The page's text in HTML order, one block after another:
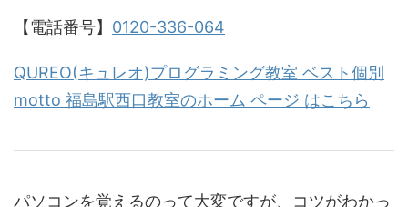
【電話番号】 0120-336-064
QUREO(キュレオ)プログラミング教室 ベスト個別
motto 福島駅西口教室のホーム ページ はこちら
パソコンを覚えるのって大変ですが、コツがわかっ